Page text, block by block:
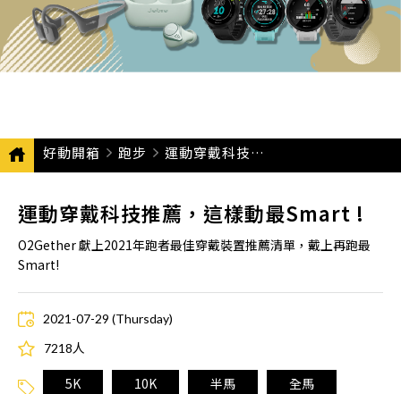
好動開箱 跑步 CURRENT: 運動穿戴科技推薦，這樣動最SMART !
運動穿戴科技推薦，這樣動最Smart !
O2Gether 獻上2021年跑者最佳穿戴裝置推薦清單，戴上再跑最
Smart!
2021-07-29 (Thursday)
7218人
5K 10K 半馬 全馬